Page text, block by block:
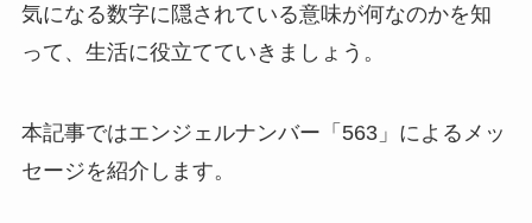
気になる数字に隠されている意味が何なのかを知
って、生活に役立てていきましょう。
本記事ではエンジェルナンバー「563」によるメッ
セージを紹介します。